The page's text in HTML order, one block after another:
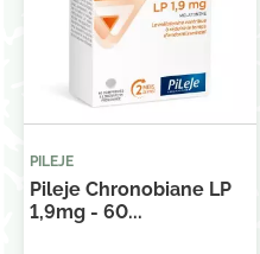
PILEJE
Pileje Chronobiane LP
1,9mg - 60...